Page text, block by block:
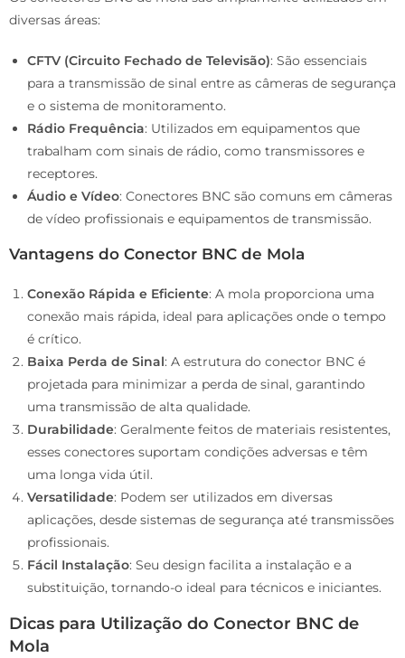
diversas áreas:
CFTV (Circuito Fechado de Televisão): São essenciais
para a transmissão de sinal entre as câmeras de segurança
e o sistema de monitoramento.
Rádio Frequência: Utilizados em equipamentos que
trabalham com sinais de rádio, como transmissores e
receptores.
Áudio e Vídeo: Conectores BNC são comuns em câmeras
de vídeo profissionais e equipamentos de transmissão.
Vantagens do Conector BNC de Mola
Conexão Rápida e Eficiente: A mola proporciona uma
conexão mais rápida, ideal para aplicações onde o tempo
é crítico.
Baixa Perda de Sinal: A estrutura do conector BNC é
projetada para minimizar a perda de sinal, garantindo
uma transmissão de alta qualidade.
Durabilidade: Geralmente feitos de materiais resistentes,
esses conectores suportam condições adversas e têm
uma longa vida útil.
Versatilidade: Podem ser utilizados em diversas
aplicações, desde sistemas de segurança até transmissões
profissionais.
Fácil Instalação: Seu design facilita a instalação e a
substituição, tornando-o ideal para técnicos e iniciantes.
Dicas para Utilização do Conector BNC de
Mola